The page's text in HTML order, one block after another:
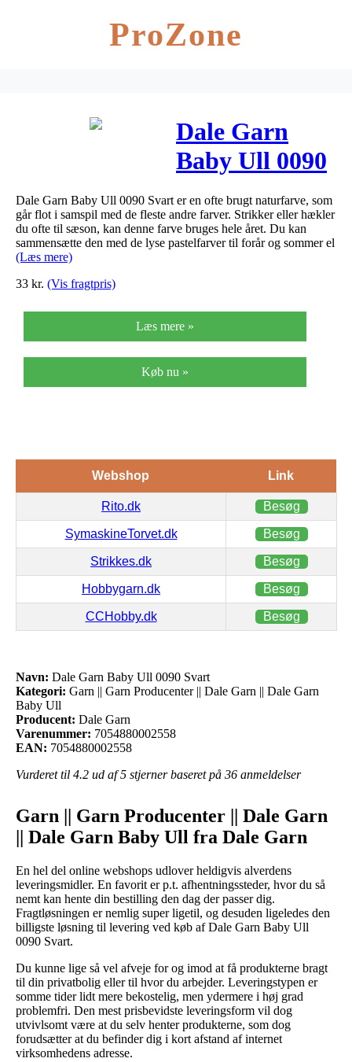
ProZone
Dale Garn
Baby Ull 0090
Svart
Dale Garn Baby Ull 0090 Svart er en ofte brugt naturfarve, som
går flot i samspil med de fleste andre farver. Strikker eller hækler
du ofte til sæson, kan denne farve bruges hele året. Du kan
sammensætte den med de lyse pastelfarver til forår og sommer el
(Læs mere)
33 kr. (Vis fragtpris)
Læs mere »
Køb nu »
Webshop Link
Rito.dk Besøg
SymaskineTorvet.dk Besøg
Strikkes.dk Besøg
Hobbygarn.dk Besøg
CCHobby.dk Besøg
Navn: Dale Garn Baby Ull 0090 Svart
Kategori: Garn || Garn Producenter || Dale Garn || Dale Garn
Baby Ull
Producent: Dale Garn
Varenummer: 7054880002558
EAN: 7054880002558
Vurderet til 4.2 ud af 5 stjerner baseret på 36 anmeldelser
Garn || Garn Producenter || Dale Garn
|| Dale Garn Baby Ull fra Dale Garn
En hel del online webshops udlover heldigvis alverdens
leveringsmidler. En favorit er p.t. afhentningssteder, hvor du så
nemt kan hente din bestilling den dag der passer dig.
Fragtløsningen er nemlig super ligetil, og desuden ligeledes den
billigste løsning til levering ved køb af Dale Garn Baby Ull
0090 Svart.
Du kunne lige så vel afveje for og imod at få produkterne bragt
til din privatbolig eller til hvor du arbejder. Leveringstypen er
somme tider lidt mere bekostelig, men ydermere i høj grad
problemfri. Den mest prisbevidste leveringsform vil dog
utvivlsomt være at du selv henter produkterne, som dog
forudsætter at du befinder dig i kort afstand af internet
virksomhedens adresse.